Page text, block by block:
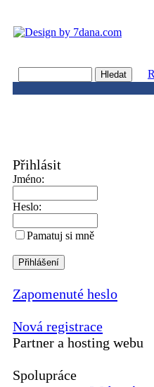
Přihlásit
Jméno:
Heslo:
Pamatuj si mně
Zapomenuté heslo
Nová registrace
Partner a hosting webu
Spolupráce